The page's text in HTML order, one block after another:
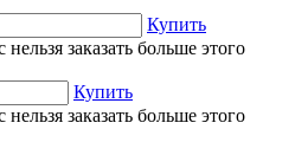
Купить
заказать больше этого
Купить
заказать больше этого